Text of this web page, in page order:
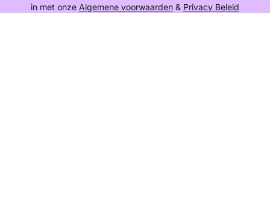
in met onze Algemene voorwaarden & Privacy Beleid